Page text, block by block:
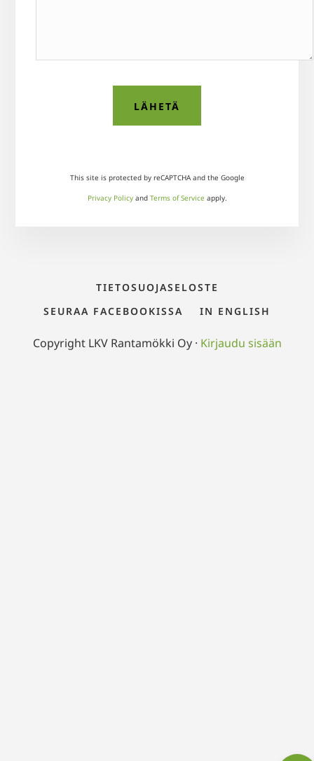
This site is protected by reCAPTCHA and the Google
Privacy Policyand Terms of Service apply.
TIETOSUOJASELOSTE
SEURAA FACEBOOKISSA
IN ENGLISH
Copyright LKV Rantamökki Oy · Kirjaudu sisään